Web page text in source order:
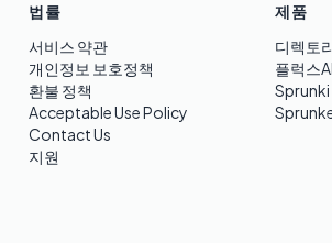
법률
서비스 약관
개인정보 보호정책
환불 정책
Acceptable Use Policy
Contact Us
지원
제품
디렉토
플럭스